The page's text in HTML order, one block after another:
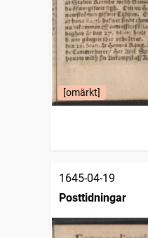
[omärkt]
1645-04-19
Posttidningar